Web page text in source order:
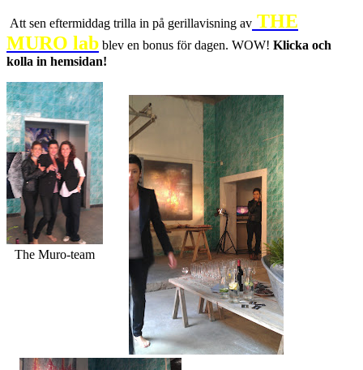
Att sen eftermiddag trilla in på gerillavisning av THE
MURO lab blev en bonus för dagen. WOW! Klicka och
kolla in hemsidan!
The Muro-team